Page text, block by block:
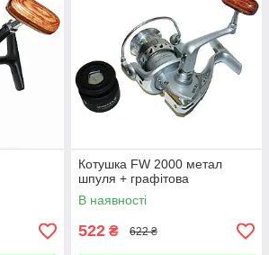
Котушка FW 2000 метал
шпуля + графітова
В наявності
522 ₴ 622 ₴